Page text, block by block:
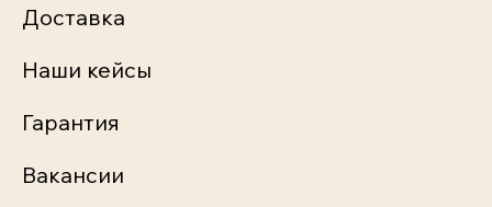
Доставка
Наши кейсы
Гарантия
Вакансии